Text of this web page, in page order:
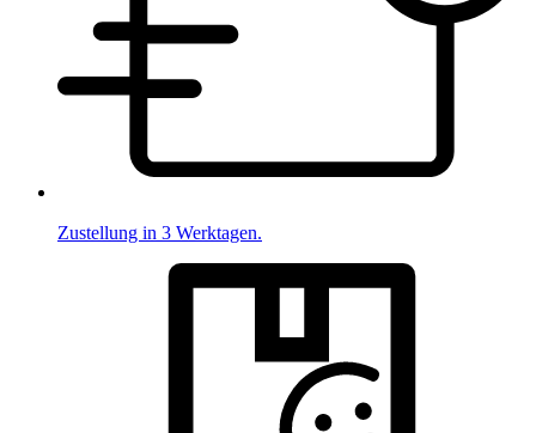
Zustellung in 3 Werktagen.